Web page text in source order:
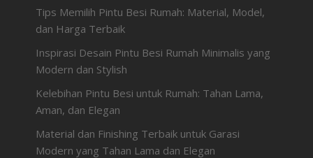
Tips Memilih Pintu Besi Rumah: Material, Model,
dan Harga Terbaik
Inspirasi Desain Pintu Besi Rumah Minimalis yang
Modern dan Stylish
Kelebihan Pintu Besi untuk Rumah: Tahan Lama,
Aman, dan Elegan
Material dan Finishing Terbaik untuk Garasi
Modern yang Tahan Lama dan Elegan